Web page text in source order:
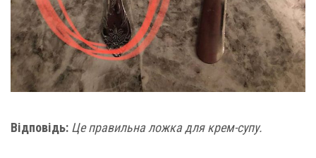
Відповідь: Це правильна ложка для крем-супу.